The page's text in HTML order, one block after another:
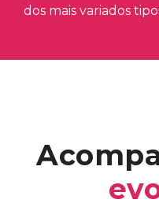
dos mais variados